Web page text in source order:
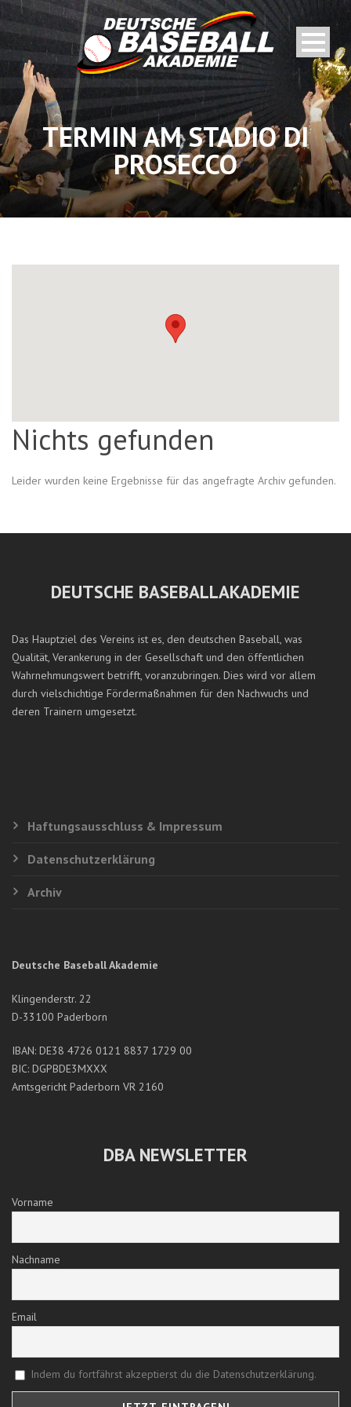
TERMIN AMSTADIO DI
PROSECCO
Nichts gefunden
Leider wurden keine Ergebnisse für das angefragte Archiv gefunden.
DEUTSCHE BASEBALLAKADEMIE
Das Hauptziel des Vereins ist es, den deutschen Baseball, was
Qualität, Verankerung in der Gesellschaft und den öffentlichen
Wahrnehmungswert betrifft, voranzubringen. Dies wird vor allem
durch vielschichtige Fördermaßnahmen für den Nachwuchs und
deren Trainern umgesetzt.
Haftungsausschluss & Impressum
Datenschutzerklärung
Archiv
Deutsche Baseball Akademie
Klingenderstr. 22
D-33100 Paderborn
IBAN: DE38 4726 0121 8837 1729 00
BIC: DGPBDE3MXXX
Amtsgericht Paderborn VR 2160
DBA NEWSLETTER
Vorname
Nachname
Email
Indem du fortfährst akzeptierst du die Datenschutzerklärung.